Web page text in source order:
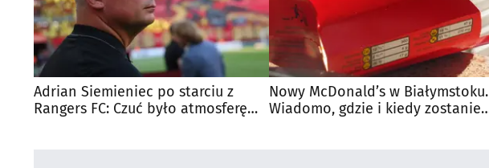
Adrian Siemieniec po starciu z
Rangers FC: Czuć było atmosferę
Nowy McDonald’s w Białymstoku.
Wiadomo, gdzie i kiedy zostanie